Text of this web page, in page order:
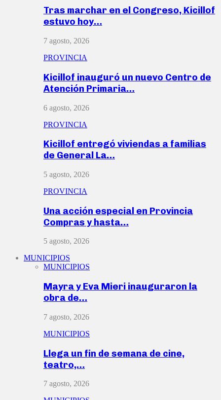
Tras marchar en el Congreso, Kicillof
estuvo hoy…
7 agosto, 2026
PROVINCIA
Kicillof inauguró un nuevo Centro de
Atención Primaria…
6 agosto, 2026
PROVINCIA
Kicillof entregó viviendas a familias
de General La…
5 agosto, 2026
PROVINCIA
Una acción especial en Provincia
Compras y hasta…
5 agosto, 2026
MUNICIPIOS
MUNICIPIOS
Mayra y Eva Mieri inauguraron la
obra de…
7 agosto, 2026
MUNICIPIOS
Llega un fin de semana de cine,
teatro,…
7 agosto, 2026